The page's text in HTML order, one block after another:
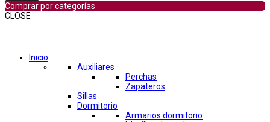
Comprar por categorías
CLOSE
Inicio
Auxiliares
Perchas
Zapateros
Sillas
Dormitorio
Armarios dormitorio